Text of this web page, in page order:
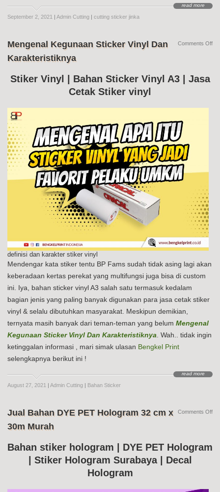
read more
September 2, 2021 Admin Cutting cutting sticker jinka
Mengenal Kegunaan Sticker Vinyl Dan
Karakteristiknya
Stiker Vinyl | Bahan Sticker Vinyl A3 | Jasa
Cetak Stiker vinyl
definisi dan karakter stiker vinyl
Mendengar kata stiker tentu BP Fams sudah tidak asing lagi akan
keberadaan kertas perekat yang multifungsi juga bisa di custom
ini. Iya, bahan sticker vinyl A3 salah satu termasuk kedalam
bagian jenis yang paling banyak digunakan para jasa cetak stiker
vinyl & selalu dibutuhkan masyarakat. Meskipun demikian,
ternyata masih banyak dari teman-teman yang belum Mengenal
Kegunaan Sticker Vinyl Dan Karakteristiknya. Wah.. tidak ingin
ketinggalan informasi , mari simak ulasan Bengkel Print
selengkapnya berikut ini !
read more
August 27, 2021 Admin Cutting Bahan Sticker
Comments Offon
Jual Bahan DYE PET Hologram 32 cm x
30m Murah
Bahan stiker hologram | DYE PET Hologram
| Stiker Hologram Surabaya | Decal
Hologram
Comments Offon